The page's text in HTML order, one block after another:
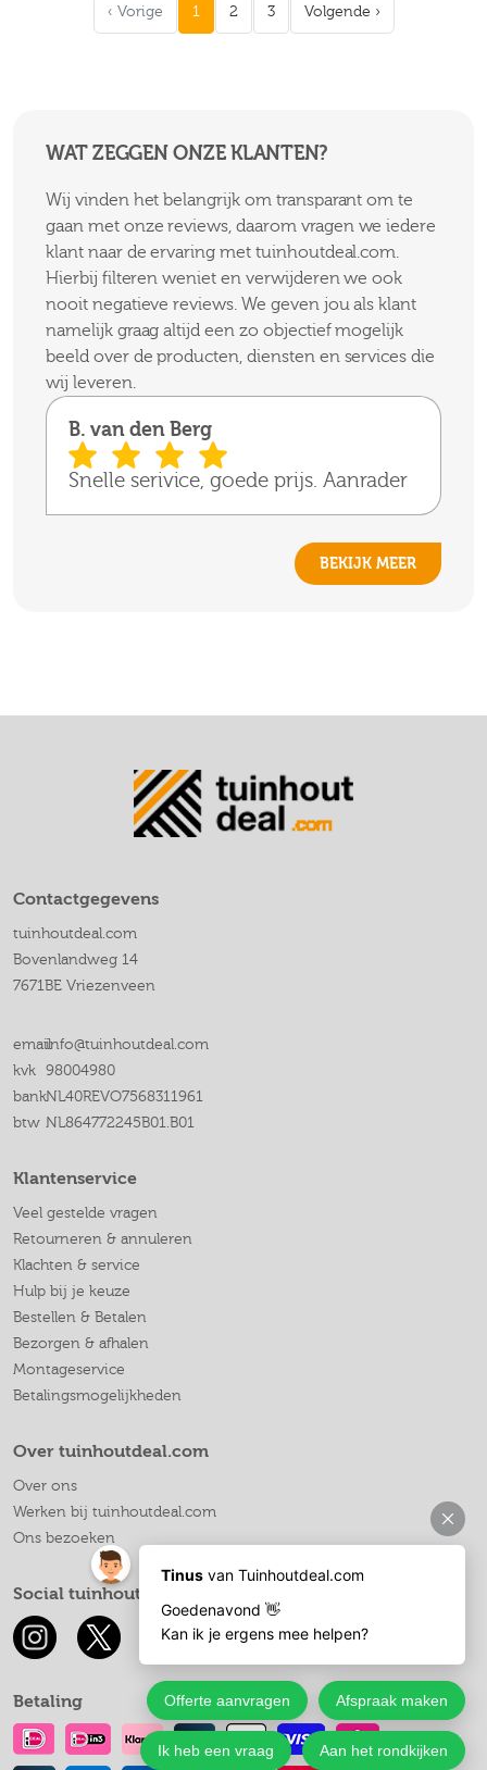
‹ Vorige 1 2 3 Volgende ›
WAT ZEGGEN ONZE KLANTEN?
Wij vinden het belangrijk om transparant om te
gaan met onze reviews, daarom vragen we iedere
klant naar de ervaring met tuinhoutdeal.com.
Hierbij filteren weniet en verwijderen we ook
nooit negatieve reviews. We geven jou als klant
namelijk graag altijd een zo objectief mogelijk
beeld over de producten, diensten en services die
wij leveren.
B. van den Berg
Snelle serivice, goede prijs. Aanrader
BEKIJK MEER
Contactgegevens
tuinhoutdeal.com
Bovenlandweg 14
7671BE Vriezenveen
emailinfo@tuinhoutdeal.com
kvk 98004980
bankNL40REVO7568311961
btw NL864772245B01.B01
Klantenservice
Veel gestelde vragen
Retourneren & annuleren
Klachten & service
Hulp bij je keuze
Bestellen & Betalen
Bezorgen & afhalen
Montageservice
Betalingsmogelijkheden
Over tuinhoutdeal.com
Over ons
Werken bij tuinhoutdeal.com
Ons bezoeken
Social tuinhoutdeal.com
Betaling